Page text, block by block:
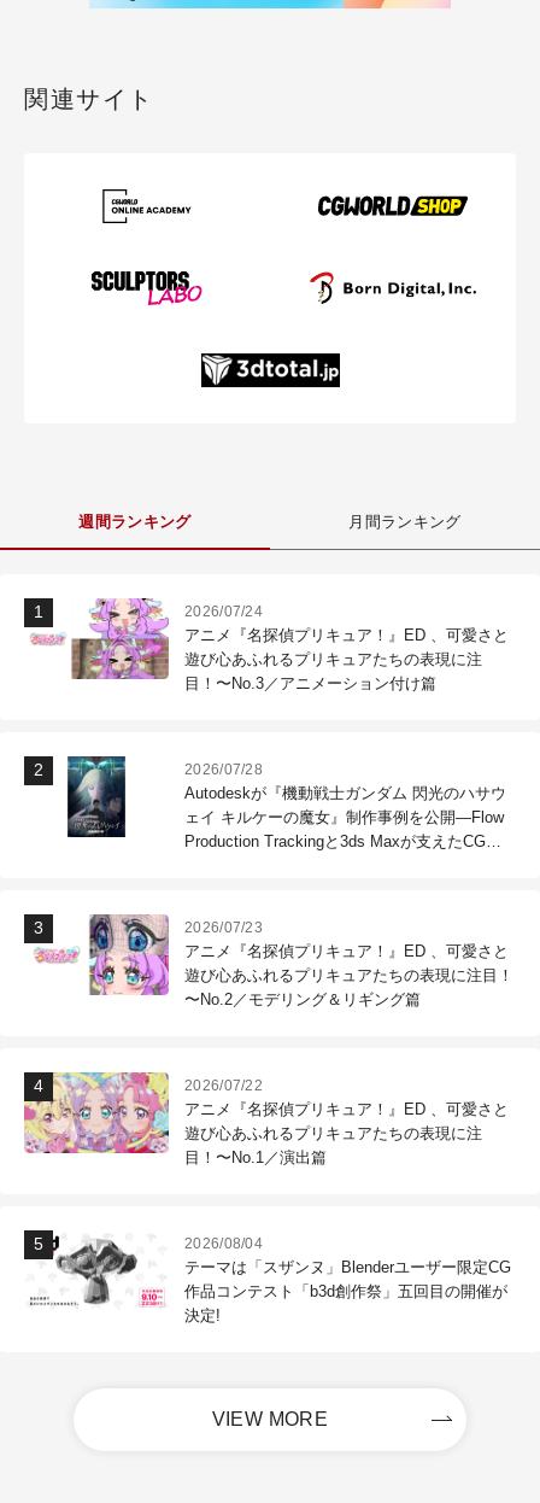
関連サイト
週間ランキング 月間ランキング
2026/07/24
アニメ『名探偵プリキュア！』ED 、可愛さと
遊び心あふれるプリキュアたちの表現に注
目！〜No.3／アニメーション付け篇
2026/07/28
Autodeskが『機動戦士ガンダム 閃光のハサウ
ェイ キルケーの魔女』制作事例を公開―Flow
Production Trackingと3ds Maxが支えたCG制
2026/07/23
アニメ『名探偵プリキュア！』ED 、可愛さと
遊び心あふれるプリキュアたちの表現に注目！
〜No.2／モデリング＆リギング篇
2026/07/22
アニメ『名探偵プリキュア！』ED 、可愛さと
遊び心あふれるプリキュアたちの表現に注
目！〜No.1／演出篇
2026/08/04
テーマは「スザンヌ」Blenderユーザー限定CG
作品コンテスト「b3d創作祭」五回目の開催が
決定!
VIEW MORE